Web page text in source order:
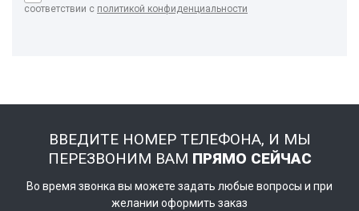
соответствии с политикой конфиденциальности
ВВЕДИТЕ НОМЕР ТЕЛЕФОНА, И МЫ
ПЕРЕЗВОНИМ ВАМ ПРЯМО СЕЙЧАС
Во время звонка вы можете задать любые вопросы и при
желании оформить заказ